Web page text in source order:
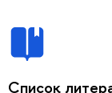
Список